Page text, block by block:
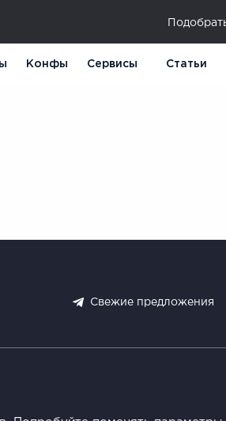
Конфы Сервисы Статьи
Свежие предложения